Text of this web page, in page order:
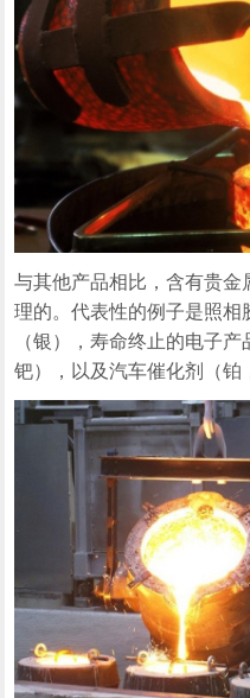
与其他产品相比，含有贵金
理的。代表性的例子是照相
（银），寿命终止的电子
钯），以及汽车催化剂（铂